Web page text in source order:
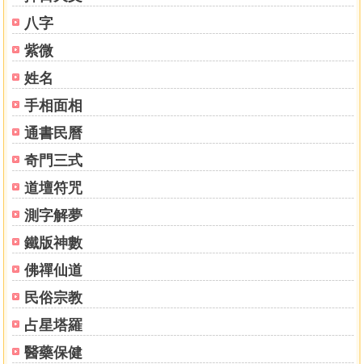
八字
紫微
姓名
手相面相
通書民曆
奇門三式
道壇符咒
測字解夢
鐵版神數
佛禪仙道
民俗宗教
占星塔羅
醫藥保健
用文字來命名。因為人受知識、見識的限制，對這個世界的
認識極為膚淺，在浩瀚無垠的宇宙面前根本不足以言道定
名。其實，從地球在星空中的地位來看，已經兆示我們尚處
於宇宙中很低級的文明層次。
對宇宙的起源和演化，聖人老子在︽道德經︾第二十五章
雲：﹁有物混成，先天地生。寂兮寥兮，獨立而不改，周行
而不殆，可以為天下母。吾不知其名，字之曰道，強為之名
曰大。﹂意思是說，有個渾然合一的物體，在天地形成之前
就已經存在，它既寂靜無聲又寥闊無形，獨立長存而永不變
改，循環運行而永不停殆，可以將其看作是最為初始的本
源，我不知其名稱，就取之為﹁道﹂，再勉強取名為
﹁大﹂。
道創生的宇宙星辰、天地萬物是由具備超強法力的﹁神﹂
︵注：﹁大﹂的篆書是正面站立的人，這是神的形象；
﹁大﹂是人合一體與人有擔當，賦予神性的人。關於神的能
力，請參閱於2014 年10月掛名香港四季出版社自費印行的
︽道德講堂︾︶來主持管理維護秩序的。可見，道主宰著自
然界中的一切，是萬物化育的根源，是事物運動變化必須遵
循的規律。神是按照自然規律來造化萬物的光體生命，以真